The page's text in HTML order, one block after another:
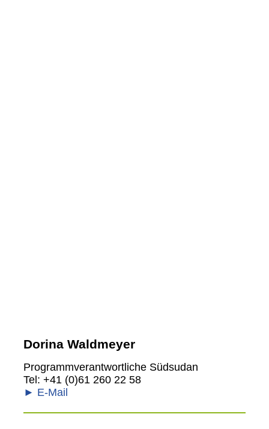
Dorina Waldmeyer
Programmverantwortliche Südsudan
Tel: +41 (0)61 260 22 58
► E-Mail